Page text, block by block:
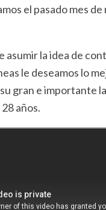
el pasado mes
asumir la idea de
le deseamos lo
gran e importante
años.